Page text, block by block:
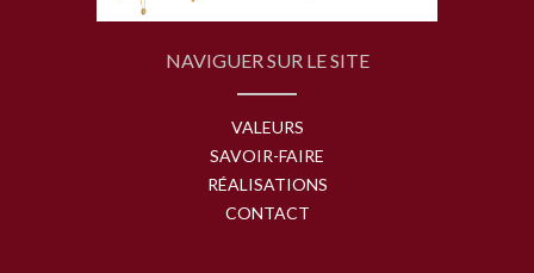
NAVIGUER SUR LE SITE
VALEURS
SAVOIR-FAIRE
RÉALISATIONS
CONTACT